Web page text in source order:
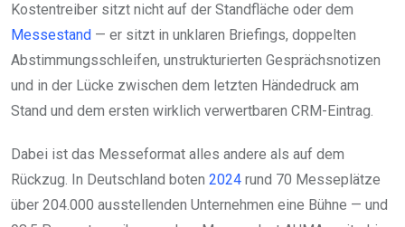
Kostentreiber sitzt nicht auf der Standfläche oder dem
Messestand — er sitzt in unklaren Briefings, doppelten
Abstimmungsschleifen, unstrukturierten Gesprächsnotizen
und in der Lücke zwischen dem letzten Händedruck am
Stand und dem ersten wirklich verwertbaren CRM-Eintrag.
Dabei ist das Messeformat alles andere als auf dem
Rückzug. In Deutschland boten 2024 rund 70 Messeplätze
über 204.000 ausstellenden Unternehmen eine Bühne — und